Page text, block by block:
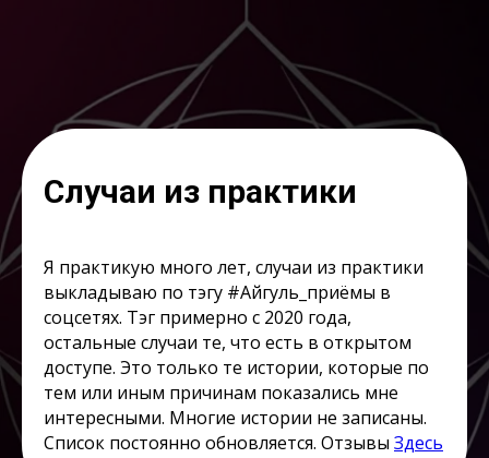
Случаи из практики
Я практикую много лет, случаи из практики
выкладываю по тэгу #Айгуль_приёмы в
соцсетях. Тэг примерно с 2020 года,
остальные случаи те, что есть в открытом
доступе. Это только те истории, которые по
тем или иным причинам показались мне
интересными. Многие истории не записаны.
Список постоянно обновляется. Отзывы Здесь